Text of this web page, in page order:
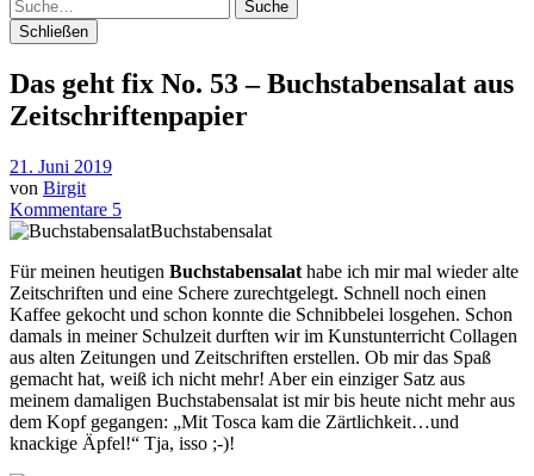
Schließen
Das geht fix No. 53 – Buchstabensalat aus
Zeitschriftenpapier
21. Juni 2019
von Birgit
Kommentare 5
Buchstabensalat
Für meinen heutigen Buchstabensalat habe ich mir mal wieder alte
Zeitschriften und eine Schere zurechtgelegt. Schnell noch einen
Kaffee gekocht und schon konnte die Schnibbelei losgehen. Schon
damals in meiner Schulzeit durften wir im Kunstunterricht Collagen
aus alten Zeitungen und Zeitschriften erstellen. Ob mir das Spaß
gemacht hat, weiß ich nicht mehr! Aber ein einziger Satz aus
meinem damaligen Buchstabensalat ist mir bis heute nicht mehr aus
dem Kopf gegangen: „Mit Tosca kam die Zärtlichkeit…und
knackige Äpfel!“ Tja, isso ;-)!